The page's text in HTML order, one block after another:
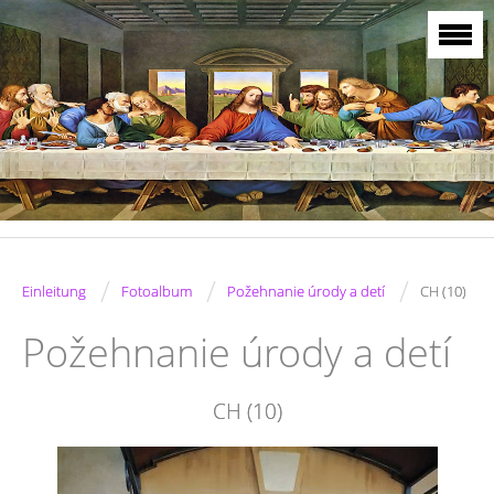
Einleitung / Fotoalbum / Požehnanie úrody a detí / CH (10)
Požehnanie úrody a detí
CH (10)